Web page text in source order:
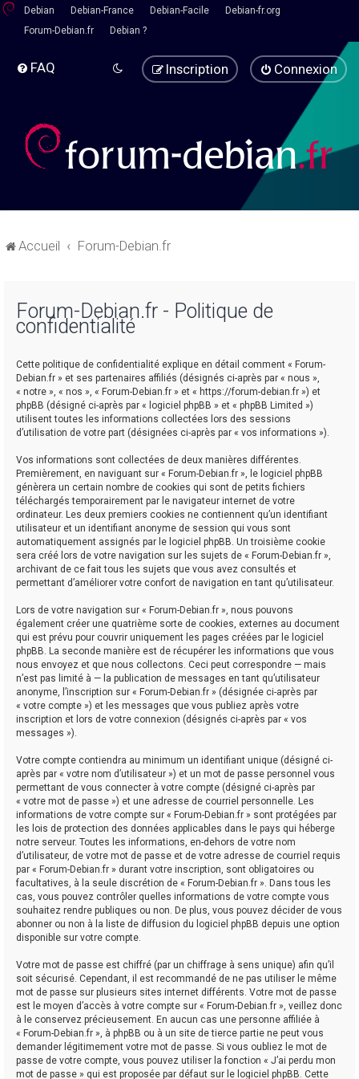
Debian Debian-France Debian-Facile
Debian-fr.org
Forum-Debian.fr
Debian ?
FAQ Connexion
Inscription
Accueil Forum-Debian.fr
Forum-Debian.fr - Politique de
confidentialité
Cette politique de confidentialité explique en détail comment « Forum-
Debian.fr » et ses partenaires affiliés (désignés ci-après par « nous »,
« notre », « nos », « Forum-Debian.fr » et « https://forum-debian.fr ») et
phpBB (désigné ci-après par « logiciel phpBB » et « phpBB Limited »)
utilisent toutes les informations collectées lors des sessions
d’utilisation de votre part (désignées ci-après par « vos informations »).
Vos informations sont collectées de deux manières différentes.
Premièrement, en naviguant sur « Forum-Debian.fr », le logiciel phpBB
génèrera un certain nombre de cookies qui sont de petits fichiers
téléchargés temporairement par le navigateur internet de votre
ordinateur. Les deux premiers cookies ne contiennent qu’un identifiant
utilisateur et un identifiant anonyme de session qui vous sont
automatiquement assignés par le logiciel phpBB. Un troisième cookie
sera créé lors de votre navigation sur les sujets de « Forum-Debian.fr »,
archivant de ce fait tous les sujets que vous avez consultés et
permettant d’améliorer votre confort de navigation en tant qu’utilisateur.
Lors de votre navigation sur « Forum-Debian.fr », nous pouvons
également créer une quatrième sorte de cookies, externes au document
qui est prévu pour couvrir uniquement les pages créées par le logiciel
phpBB. La seconde manière est de récupérer les informations que vous
nous envoyez et que nous collectons. Ceci peut correspondre — mais
n’est pas limité à — la publication de messages en tant qu’utilisateur
anonyme, l’inscription sur « Forum-Debian.fr » (désignée ci-après par
« votre compte ») et les messages que vous publiez après votre
inscription et lors de votre connexion (désignés ci-après par « vos
messages »).
Votre compte contiendra au minimum un identifiant unique (désigné ci-
après par « votre nom d’utilisateur ») et un mot de passe personnel vous
permettant de vous connecter à votre compte (désigné ci-après par
« votre mot de passe ») et une adresse de courriel personnelle. Les
informations de votre compte sur « Forum-Debian.fr » sont protégées par
les lois de protection des données applicables dans le pays qui héberge
notre serveur. Toutes les informations, en-dehors de votre nom
d’utilisateur, de votre mot de passe et de votre adresse de courriel requis
par « Forum-Debian.fr » durant votre inscription, sont obligatoires ou
facultatives, à la seule discrétion de « Forum-Debian.fr ». Dans tous les
cas, vous pouvez contrôler quelles informations de votre compte vous
souhaitez rendre publiques ou non. De plus, vous pouvez décider de vous
abonner ou non à la liste de diffusion du logiciel phpBB depuis une option
disponible sur votre compte.
Votre mot de passe est chiffré (par un chiffrage à sens unique) afin qu’il
soit sécurisé. Cependant, il est recommandé de ne pas utiliser le même
mot de passe sur plusieurs sites internet différents. Votre mot de passe
est le moyen d’accès à votre compte sur « Forum-Debian.fr », veillez donc
à le conservez précieusement. En aucun cas une personne affiliée à
« Forum-Debian.fr », à phpBB ou à un site de tierce partie ne peut vous
demander légitimement votre mot de passe. Si vous oubliez le mot de
passe de votre compte, vous pouvez utiliser la fonction « J’ai perdu mon
mot de passe » qui est proposée par défaut sur le logiciel phpBB. Cette